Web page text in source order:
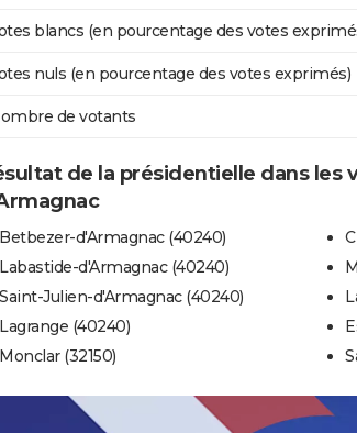
blancs (en pourcentage des votes
nuls (en pourcentage des votes exprimés)
de votants
de la présidentielle dans les
Betbezer-d'Armagnac (40240)
Labastide-d'Armagnac (40240)
Saint-Julien-d'Armagnac (40240)
Lagrange (40240)
Monclar (32150)